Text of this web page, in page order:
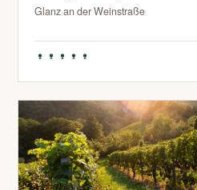
Glanz an der Weinstraße